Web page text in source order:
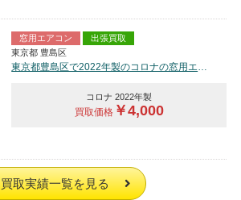
窓用エアコン
出張買取
東京都 豊島区
東京都豊島区で2022年製のコロナの窓用エアコン【中古品】を買取しました。
コロナ 2022年製
買取価格￥4,000
買取実績一覧を見る